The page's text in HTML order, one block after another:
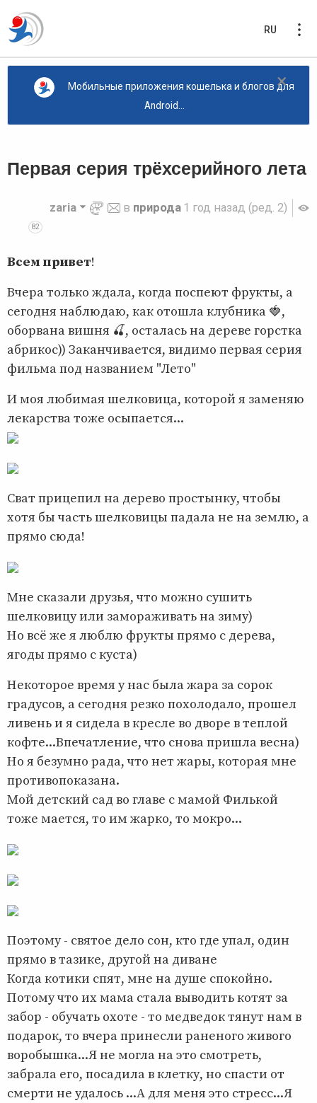
RU
×
Мобильные приложения кошелька и блогов для
Android...
Первая серия трёхсерийного лета
1 год назад (ред. 2)
82
zaria в природа
Всем привет!
Вчера только ждала, когда поспеют фрукты, а
сегодня наблюдаю, как отошла клубника 🍓,
оборвана вишня 🍒, осталась на дереве горстка
абрикос)) Заканчивается, видимо первая серия
фильма под названием "Лето"
И моя любимая шелковица, которой я заменяю
лекарства тоже осыпается...
Сват прицепил на дерево простынку, чтобы
хотя бы часть шелковицы падала не на землю, а
прямо сюда!
Мне сказали друзья, что можно сушить
шелковицу или замораживать на зиму)
Но всё же я люблю фрукты прямо с дерева,
ягоды прямо с куста)
Некоторое время у нас была жара за сорок
градусов, а сегодня резко похолодало, прошел
ливень и я сидела в кресле во дворе в теплой
кофте...Впечатление, что снова пришла весна)
Но я безумно рада, что нет жары, которая мне
противопоказана.
Мой детский сад во главе с мамой Филькой
тоже мается, то им жарко, то мокро...
Поэтому - святое дело сон, кто где упал, один
прямо в тазике, другой на диване
Когда котики спят, мне на душе спокойно.
Потому что их мама стала выводить котят за
забор - обучать охоте - то медведок тянут нам в
подарок, то вчера принесли раненого живого
воробышка...Я не могла на это смотреть,
забрала его, посадила в клетку, но спасти от
смерти не удалось ...А для меня это стресс...Я